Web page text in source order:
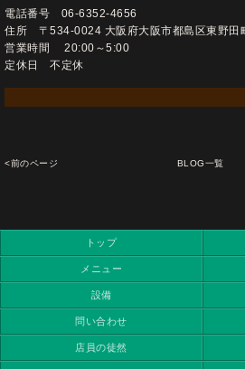
電話番号 06-6352-4656
住所 〒534-0024 大阪府大阪市都島区東野田
営業時間 20:00～5:00
定休日 不定休
<前のページ BLOG一覧
トップ
メニュー
設備
問い合わせ
店員の徒然